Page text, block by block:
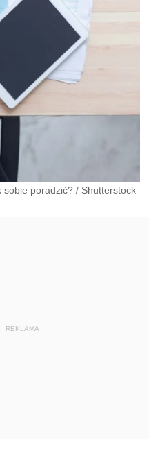
sobie poradzić? / Shutterstock